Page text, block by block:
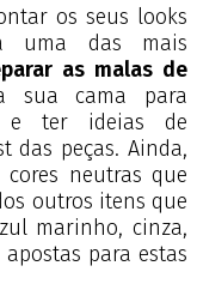
os seus looks
uma das mais
as malas de
sua cama para
e ter ideias de
das peças. Ainda,
neutras que
outros itens que
marinho, cinza,
para estas